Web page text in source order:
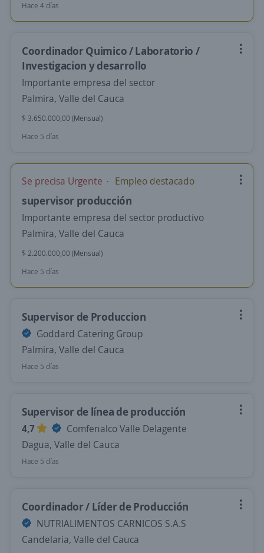
Hace 4 días
Coordinador Quimico / Laboratorio /
Investigacion y desarrollo
Importante empresa del sector
Palmira, Valle del Cauca
$ 3.650.000,00 (Mensual)
Hace 5 días
Se precisa Urgente Empleo destacado
supervisor producción
Importante empresa del sector productivo
Palmira, Valle del Cauca
$ 2.200.000,00 (Mensual)
Hace 5 días
Supervisor de Produccion
Goddard Catering Group
Palmira, Valle del Cauca
Hace 5 días
Supervisor de línea de producción
4,7
Comfenalco Valle Delagente
Dagua, Valle del Cauca
Hace 5 días
Coordinador / Líder de Producción
NUTRIALIMENTOS CARNICOS S.A.S
Candelaria, Valle del Cauca